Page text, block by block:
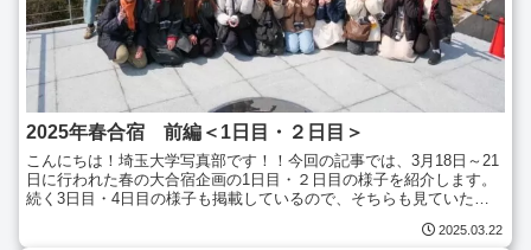
2025年春合宿 前編＜1日目・２日目＞
こんにちは！埼玉大学写真部です！！今回の記事では、3月18日～21
日に行われた春の大合宿企画の1日目・２日目の様子を紹介します。
続く3日目・4日目の様子も掲載しているので、そちらも見ていただ
2025.03.22